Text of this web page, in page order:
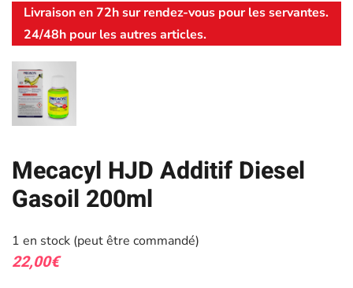
Livraison en 72h sur rendez-vous pour les servantes.
24/48h pour les autres articles.
Mecacyl HJD Additif Diesel
Gasoil 200ml
1 en stock (peut être commandé)
22,00€